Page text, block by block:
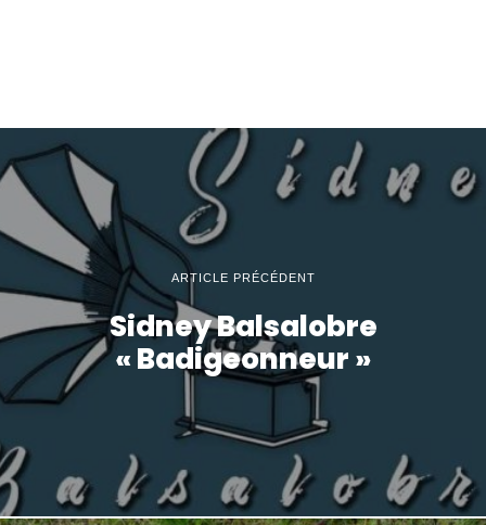
ARTICLE PRÉCÉDENT
Sidney Balsalobre
« Badigeonneur »